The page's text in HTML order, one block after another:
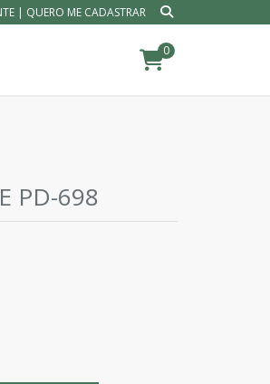
| QUERO ME CADASTRAR
0
PD-698